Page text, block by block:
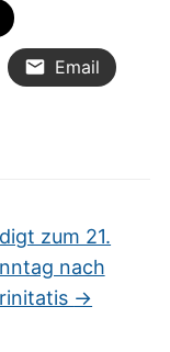
Email
zum 21.
nach
→